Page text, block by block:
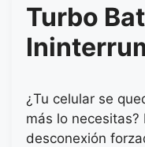
Turbo
¿Tu celular se
más lo necesitas?
desconexión